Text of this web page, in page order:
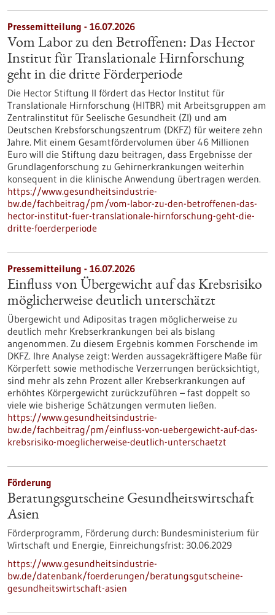
Pressemitteilung - 16.07.2026
Vom Labor zu den Betroffenen: Das Hector
Institut für Translationale Hirnforschung
geht in die dritte Förderperiode
Die Hector Stiftung II fördert das Hector Institut für
Translationale Hirnforschung (HITBR) mit Arbeitsgruppen am
Zentralinstitut für Seelische Gesundheit (ZI) und am
Deutschen Krebsforschungszentrum (DKFZ) für weitere zehn
Jahre. Mit einem Gesamtfördervolumen über 46 Millionen
Euro will die Stiftung dazu beitragen, dass Ergebnisse der
Grundlagenforschung zu Gehirnerkrankungen weiterhin
konsequent in die klinische Anwendung übertragen werden.
https://www.gesundheitsindustrie-
bw.de/fachbeitrag/pm/vom-labor-zu-den-betroffenen-das-
hector-institut-fuer-translationale-hirnforschung-geht-die-
dritte-foerderperiode
Pressemitteilung - 16.07.2026
Einfluss von Übergewicht auf das Krebsrisiko
möglicherweise deutlich unterschätzt
Übergewicht und Adipositas tragen möglicherweise zu
deutlich mehr Krebserkrankungen bei als bislang
angenommen. Zu diesem Ergebnis kommen Forschende im
DKFZ. Ihre Analyse zeigt: Werden aussagekräftigere Maße für
Körperfett sowie methodische Verzerrungen berücksichtigt,
sind mehr als zehn Prozent aller Krebserkrankungen auf
erhöhtes Körpergewicht zurückzuführen – fast doppelt so
viele wie bisherige Schätzungen vermuten ließen.
https://www.gesundheitsindustrie-
bw.de/fachbeitrag/pm/einfluss-von-uebergewicht-auf-das-
krebsrisiko-moeglicherweise-deutlich-unterschaetzt
Förderung
Beratungsgutscheine Gesundheitswirtschaft
Asien
Förderprogramm, Förderung durch: Bundesministerium für
Wirtschaft und Energie, Einreichungsfrist: 30.06.2029
https://www.gesundheitsindustrie-
bw.de/datenbank/foerderungen/beratungsgutscheine-
gesundheitswirtschaft-asien